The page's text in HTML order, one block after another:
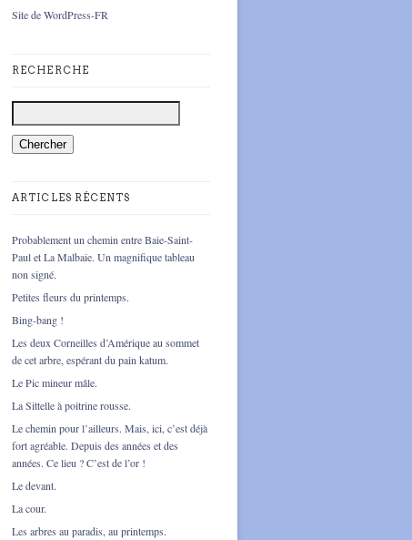
Site de WordPress-FR
RECHERCHE
ARTICLES RÉCENTS
Probablement un chemin entre Baie-Saint-
Paul et La Malbaie. Un magnifique tableau
non signé.
Petites fleurs du printemps.
Bing-bang !
Les deux Corneilles d’Amérique au sommet
de cet arbre, espérant du pain katum.
Le Pic mineur mâle.
La Sittelle à poitrine rousse.
Le chemin pour l’ailleurs. Mais, ici, c’est déjà
fort agréable. Depuis des années et des
années. Ce lieu ? C’est de l’or !
Le devant.
La cour.
Les arbres au paradis, au printemps.